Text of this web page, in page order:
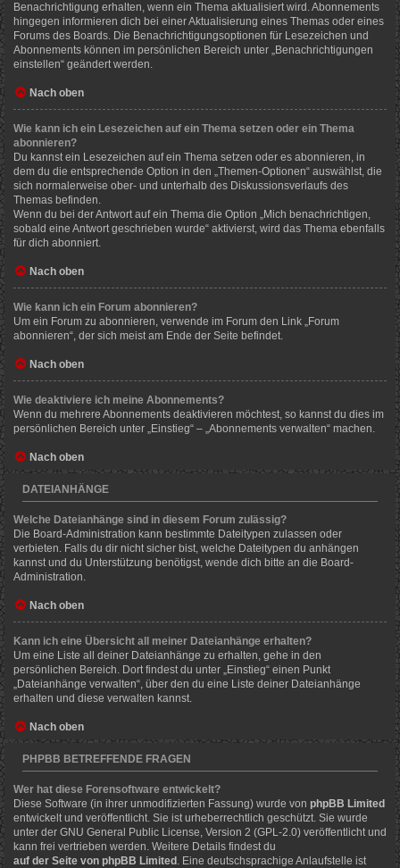
Benachrichtigung erhalten, wenn ein Thema aktualisiert wird. Abonnements
hingegen informieren dich bei einer Aktualisierung eines Themas oder eines
Forums des Boards. Die Benachrichtigungsoptionen für Lesezeichen und
Abonnements können im persönlichen Bereich unter „Benachrichtigungen
einstellen“ geändert werden.
Nach oben
Wie kann ich ein Lesezeichen auf ein Thema setzen oder ein Thema
abonnieren?
Du kannst ein Lesezeichen auf ein Thema setzen oder es abonnieren, in
dem du die entsprechende Option in den „Themen-Optionen“ auswählst, die
sich normalerweise ober- und unterhalb des Diskussionsverlaufs des
Themas befinden.
Wenn du bei der Antwort auf ein Thema die Option „Mich benachrichtigen,
sobald eine Antwort geschrieben wurde“ aktivierst, wird das Thema ebenfalls
für dich abonniert.
Nach oben
Wie kann ich ein Forum abonnieren?
Um ein Forum zu abonnieren, verwende im Forum den Link „Forum
abonnieren“, der sich meist am Ende der Seite befindet.
Nach oben
Wie deaktiviere ich meine Abonnements?
Wenn du mehrere Abonnements deaktivieren möchtest, so kannst du dies im
persönlichen Bereich unter „Einstieg“ – „Abonnements verwalten“ machen.
Nach oben
DATEIANHÄNGE
Welche Dateianhänge sind in diesem Forum zulässig?
Die Board-Administration kann bestimmte Dateitypen zulassen oder
verbieten. Falls du dir nicht sicher bist, welche Dateitypen du anhängen
kannst und du Unterstützung benötigst, wende dich bitte an die Board-
Administration.
Nach oben
Kann ich eine Übersicht all meiner Dateianhänge erhalten?
Um eine Liste all deiner Dateianhänge zu erhalten, gehe in den
persönlichen Bereich. Dort findest du unter „Einstieg“ einen Punkt
„Dateianhänge verwalten“, über den du eine Liste deiner Dateianhänge
erhalten und diese verwalten kannst.
Nach oben
PHPBB BETREFFENDE FRAGEN
Wer hat diese Forensoftware entwickelt?
Diese Software (in ihrer unmodifizierten Fassung) wurde von phpBB Limited
entwickelt und veröffentlicht. Sie ist urheberrechtlich geschützt. Sie wurde
unter der GNU General Public License, Version 2 (GPL-2.0) veröffentlicht und
kann frei vertrieben werden. Weitere Details findest du
auf der Seite von phpBB Limited . Eine deutschsprachige Anlaufstelle ist